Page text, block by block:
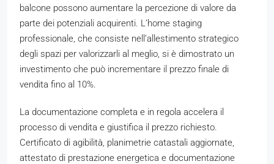
balcone possono aumentare la percezione di valore da
parte dei potenziali acquirenti. L’home staging
professionale, che consiste nell’allestimento strategico
degli spazi per valorizzarli al meglio, si è dimostrato un
investimento che può incrementare il prezzo finale di
vendita fino al 10%.
La documentazione completa e in regola accelera il
processo di vendita e giustifica il prezzo richiesto.
Certificato di agibilità, planimetrie catastali aggiornate,
attestato di prestazione energetica e documentazione